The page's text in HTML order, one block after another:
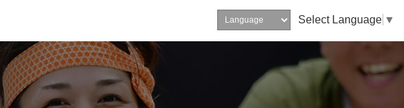
Select Language ▼